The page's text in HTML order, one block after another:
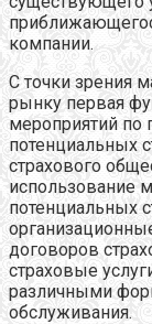
компании.
С точки зрения
рынку первая
мероприятий по
потенциальных
страхового
использование
потенциальных
договоров
страховые
различными
обслуживания.